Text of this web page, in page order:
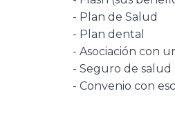
- Plan de Salud
- Plan dental
- Asociación con
- Seguro de salud
- Convenio con